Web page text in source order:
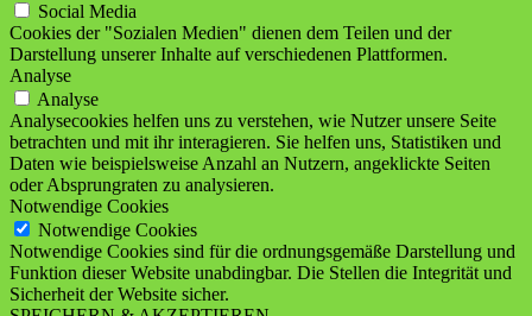
Social Media
Cookies der "Sozialen Medien" dienen dem Teilen und der
Darstellung unserer Inhalte auf verschiedenen Plattformen.
Analyse
Analyse
Analysecookies helfen uns zu verstehen, wie Nutzer unsere Seite
betrachten und mit ihr interagieren. Sie helfen uns, Statistiken und
Daten wie beispielsweise Anzahl an Nutzern, angeklickte Seiten
oder Absprungraten zu analysieren.
Notwendige Cookies
Notwendige Cookies
Notwendige Cookies sind für die ordnungsgemäße Darstellung und
Funktion dieser Website unabdingbar. Die Stellen die Integrität und
Sicherheit der Website sicher.